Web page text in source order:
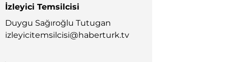
İzleyici Temsilcisi
Duygu Sağıroğlu Tutugan
izleyicitemsilcisi@haberturk.tv